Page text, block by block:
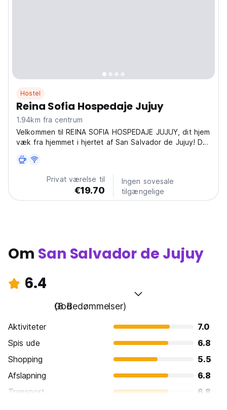
Hostel
Reina Sofia Hospedaje Jujuy
1.94km fra centrum
Velkommen til REINA SOFIA HOSPEDAJE JUJUY, dit hjem
væk fra hjemmet i hjertet af San Salvador de Jujuy! Du
hyggeligt og komfortabelt ophold i vores guesthouse.
Dyk ned i den pulserende Jujuy-kultur...
Privat værelse til
€19.70
Ingen sovesale
tilgængelige
Om San Salvador de Jujuy
6.4
God
(8 Bedømmelser)
Aktiviteter
7.0
Spis ude
6.8
Shopping
5.5
Afslapning
6.8
Transport
6.8